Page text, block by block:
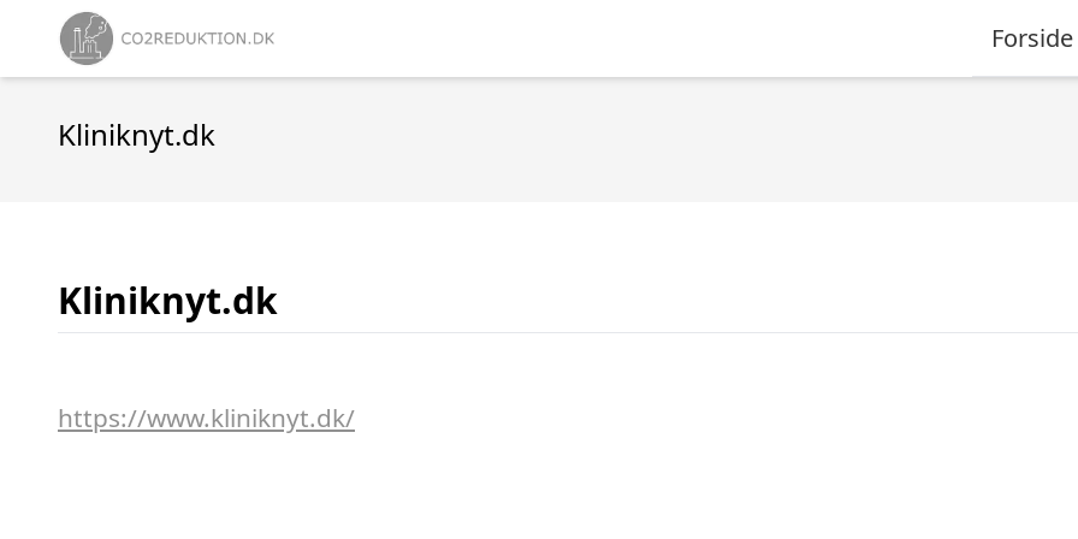
Forside
Kliniknyt.dk
Kliniknyt.dk
https://www.kliniknyt.dk/